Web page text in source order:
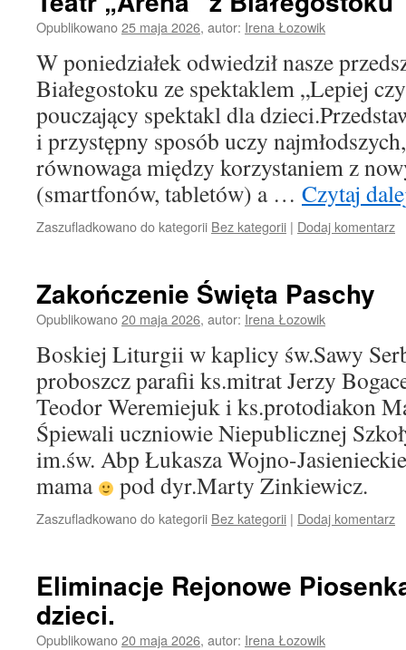
Opublikowano25 maja 2026, autor: Irena Łozowik
W poniedziałek odwiedził nasze
Białegostoku ze spektaklem „Lepiej
pouczający spektakl dla
i przystępny sposób uczy
równowaga między korzystaniem z
(smartfonów, tabletów) a … Czytaj
Zaszufladkowano do kategorii Bez kategorii | Dodaj komentarz
Zakończenie Święta Paschy
Opublikowano20 maja 2026, autor: Irena Łozowik
Boskiej Liturgii w kaplicy św.Sawy
proboszcz parafii ks.mitrat Jerzy
Teodor Weremiejuk i ks.protodiakon
Śpiewali uczniowie Niepublicznej
im.św. Abp Łukasza Wojno-
mama
pod dyr.Marty Zinkiewicz.
Zaszufladkowano do kategorii Bez kategorii | Dodaj komentarz
Eliminacje Rejonowe
dzieci.
Opublikowano20 maja 2026, autor: Irena Łozowik